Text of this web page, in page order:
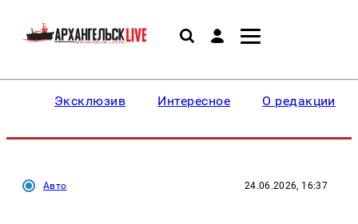
Эксклюзив Интересное О редакции
Авто 24.06.2026, 16:37